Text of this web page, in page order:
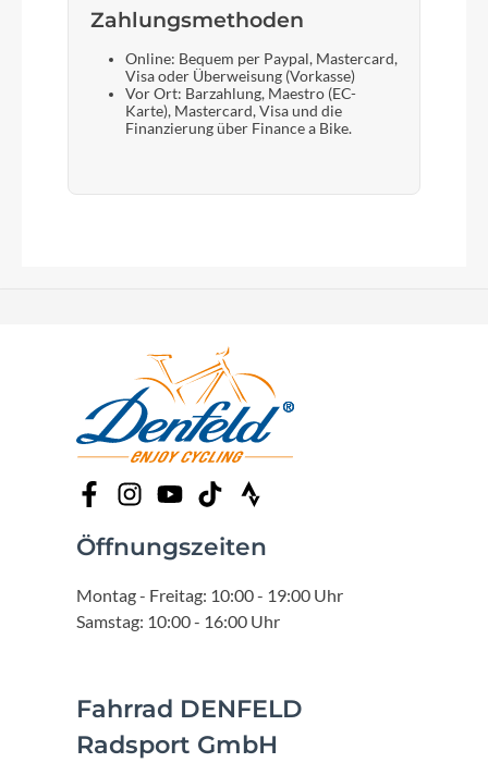
Zahlungsmethoden
Online: Bequem per Paypal, Mastercard,
Visa oder Überweisung (Vorkasse)
Vor Ort: Barzahlung, Maestro (EC-
Karte), Mastercard, Visa und die
Finanzierung über Finance a Bike.
Öffnungszeiten
Montag - Freitag: 10:00 - 19:00 Uhr
Samstag: 10:00 - 16:00 Uhr
Fahrrad DENFELD
Radsport GmbH